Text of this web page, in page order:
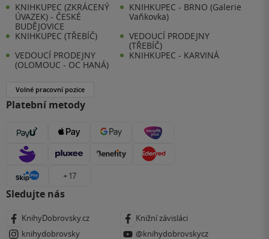
KNIHKUPEC (ZKRÁCENÝ
ÚVAZEK) - ČESKÉ
BUDĚJOVICE
KNIHKUPEC - BRNO (Galerie
Vaňkovka)
KNIHKUPEC (TŘEBÍČ)
VEDOUCÍ PRODEJNY
(TŘEBÍČ)
VEDOUCÍ PRODEJNY
(OLOMOUC - OC HANÁ)
KNIHKUPEC - KARVINÁ
Volné pracovní pozice
Platební metody
+ 17
Sledujte nás
KnihyDobrovsky.cz
Knižní závisláci
knihydobrovsky
@knihydobrovskycz